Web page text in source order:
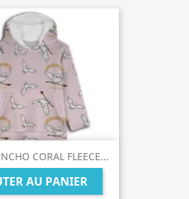
CORAL FLEECE...
AU PANIER